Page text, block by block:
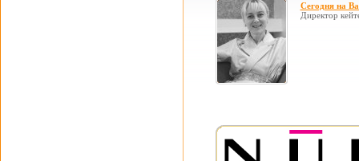
Сегодня на
Директор